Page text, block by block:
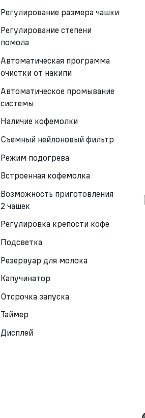
Регулирование размера чашки
Регулирование степени
помола
Автоматическая программа
очистки от накипи
Автоматическое промывание
системы
Наличие кофемолки
Съемный нейлоновый фильтр
Режим подогрева
Встроенная кофемолка
Возможность приготовления
2 чашек
Регулировка крепости кофе
Подсветка
Резервуар для молока
Капучинатор
Отсрочка запуска
Таймер
Дисплей